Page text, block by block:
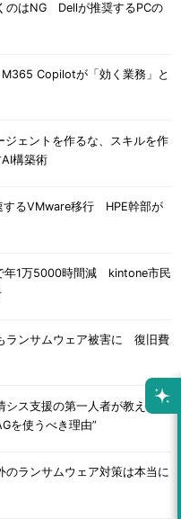
のはNG Dellが推奨するPCの
Copilotが「効く業務」と
ェントを作るな、スキルを作
構築術
するVMware移行 HPE幹部が
年1万5000時間減 kintone市民
ランサムウェア被害に 復旧費
シス支援の第一人者が教え
を使うべき理由”
のランサムウェア対策は本当に